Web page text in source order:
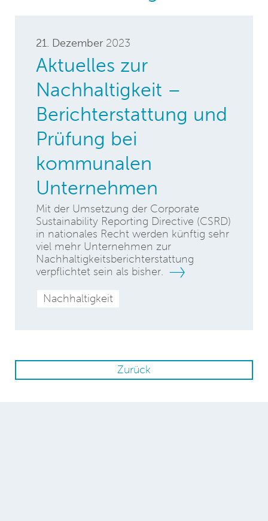
21. Dezember 2023
Aktuelles zur
Nachhaltigkeit –
Berichterstattung und
Prüfung bei
kommunalen
Unternehmen
Mit der Umsetzung der Corporate
Sustainability Reporting Directive (CSRD)
in nationales Recht werden künftig sehr
viel mehr Unternehmen zur
Nachhaltigkeitsberichterstattung
verpflichtet sein als bisher.
Nachhaltigkeit
Zurück